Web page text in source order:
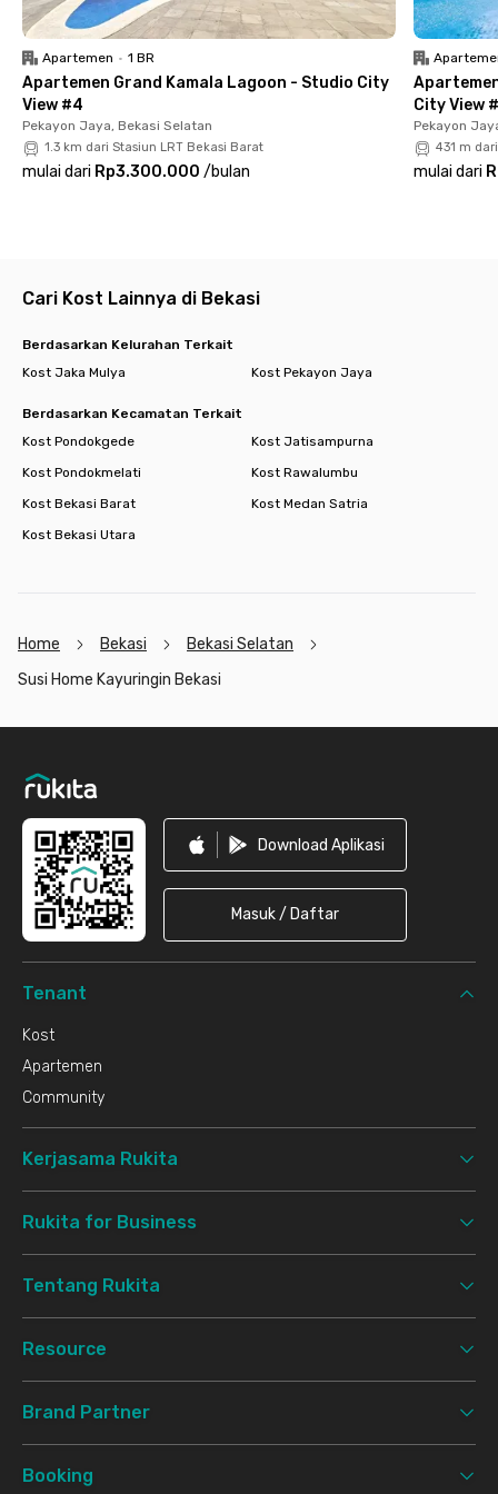
Susi Home Kayuringin Bekasi menawarkan kamar berfurnitur
lengkap dengan kamar mandi dalam dan sink di setiap
kamarnya. Tersedia pula area jemur dan parkiran bila kamu
membawa kendaraan pribadi. Yuk, langsung pesan kamar
pilihanmu di kost Kayuringin Bekasi ini!
Cari kost lain di Bekasi
Apartemen • 1 BR
Apartemen Grand Kamala Lagoon - Studio City
View #4
Pekayon Jaya, Bekasi Selatan
1.3 km dari Stasiun LRT Bekasi Barat
mulai dari Rp3.300.000 /bulan
City View
Pekayon
431 m
mulai dari
Cari Kost Lainnya di Bekasi
Berdasarkan Kelurahan Terkait
Kost Jaka Mulya
Kost Pekayon Jaya
Berdasarkan Kecamatan Terkait
Kost Pondokgede
Kost Jatisampurna
Kost Pondokmelati
Kost Rawalumbu
Kost Bekasi Barat
Kost Medan Satria
Kost Bekasi Utara
Home Bekasi
Bekasi Selatan
Susi Home Kayuringin Bekasi
Download Aplikasi
Masuk / Daftar
Tenant
Kost
Apartemen
Community
Kerjasama Rukita
Rukita for Business
Tentang Rukita
Resource
Brand Partner
Booking